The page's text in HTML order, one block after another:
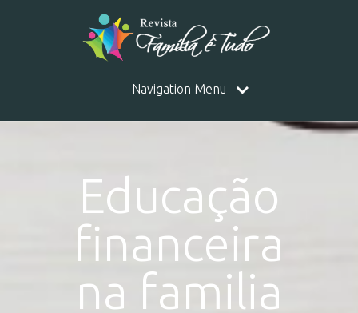
Navigation Menu
Educação
financeira
na familia